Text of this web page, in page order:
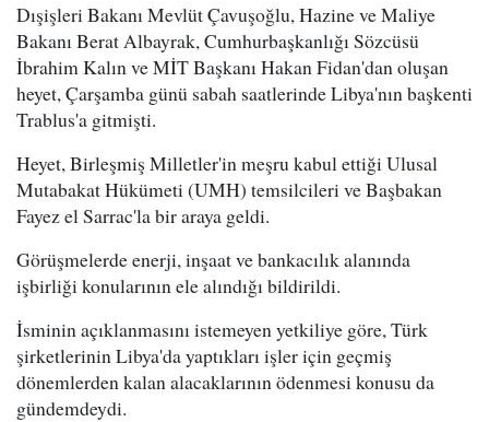
Dışişleri Bakanı Mevlüt Çavuşoğlu, Hazine ve Maliye
Bakanı Berat Albayrak, Cumhurbaşkanlığı Sözcüsü
İbrahim Kalın ve MİT Başkanı Hakan Fidan'dan oluşan
heyet, Çarşamba günü sabah saatlerinde Libya'nın başkenti
Trablus'a gitmişti.
Heyet, Birleşmiş Milletler'in meşru kabul ettiği Ulusal
Mutabakat Hükümeti (UMH) temsilcileri ve Başbakan
Fayez el Sarrac'la bir araya geldi.
Görüşmelerde enerji, inşaat ve bankacılık alanında
işbirliği konularının ele alındığı bildirildi.
İsminin açıklanmasını istemeyen yetkiliye göre, Türk
şirketlerinin Libya'da yaptıkları işler için geçmiş
dönemlerden kalan alacaklarının ödenmesi konusu da
gündemdeydi.